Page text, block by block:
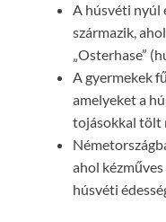
A húsvéti nyúl
származik,
„Osterhase”
A gyermekek
amelyeket a
tojásokkal tölt
ahol
húsvéti